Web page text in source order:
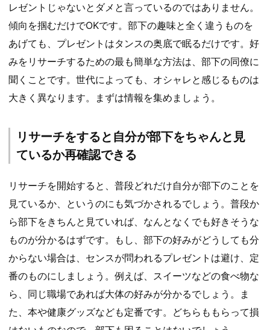
レゼントじゃないとダメと言っているのではありません。
傾向を掴むだけでOKです。部下の趣味と全く違うものを
あげても、プレゼントはタンスの奥底で眠るだけです。好
みをリサーチするための最も簡単な方法は、部下の同僚に
聞くことです。世代によっても、オシャレと感じるものは
大きく異なります。まずは情報を集めましょう。
リサーチをすると自分が部下をちゃんと見
ているか再確認できる
リサーチを開始すると、普段どれだけ自分が部下のことを
見ているか、というのにも気づかされるでしょう。普段か
ら部下をきちんと見ていれば、なんとなくでも好きそうな
ものが分かるはずです。もし、部下の好みがどうしても分
からない場合は、センスが問われるプレゼントは避け、定
番のものにしましょう。例えば、スイーツなどの食べ物な
ら、同じ職場であれば大体の好みが分かるでしょう。ま
た、本や健康グッズなども定番です。どちらももらって損